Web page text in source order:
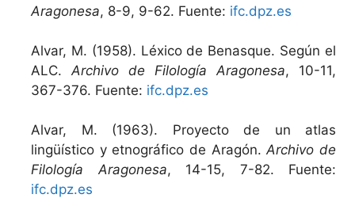
Aragonesa, 8-9, 9-62. Fuente: ifc.dpz.es
Alvar, M. (1958). Léxico de Benasque. Según el
ALC. Archivo de Filología Aragonesa, 10-11,
367-376. Fuente: ifc.dpz.es
Alvar, M. (1963). Proyecto de un atlas
lingüístico y etnográfico de Aragón.Archivo de
Filología Aragonesa, 14-15, 7-82. Fuente:
ifc.dpz.es